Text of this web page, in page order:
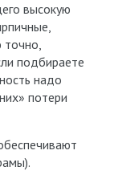
высокую
точно,
подбираете
надо
потери